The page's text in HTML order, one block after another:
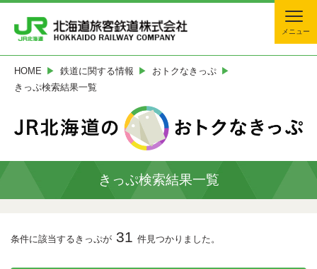
HOME 鉄道に関する情報
おトクなきっぷ
きっぷ検索結果一覧
メニュー
きっぷ検索結果一覧
条件に該当するきっぷが 31 件見つかりました。